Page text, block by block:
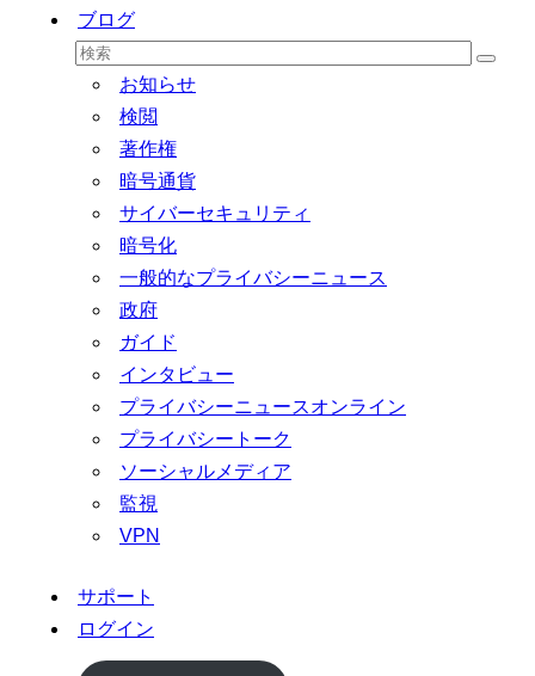
ブログ
お知らせ
検閲
著作権
暗号通貨
サイバーセキュリティ
暗号化
一般的なプライバシーニュース
政府
ガイド
インタビュー
プライバシーニュースオンライン
プライバシートーク
ソーシャルメディア
監視
VPN
サポート
ログイン